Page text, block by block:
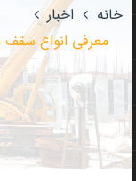
خانه
اخبار
معرفی انواع